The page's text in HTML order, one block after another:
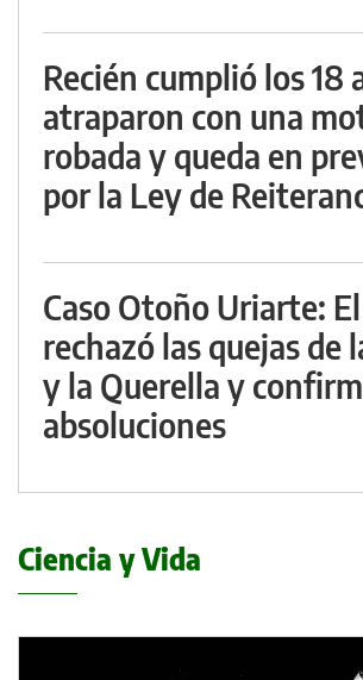
Recién cumplió los 18
atraparon con una
robada y queda en
por la Ley de
Caso Otoño Uriarte: El
rechazó las quejas de
y la Querella y
absoluciones
Ciencia y Vida